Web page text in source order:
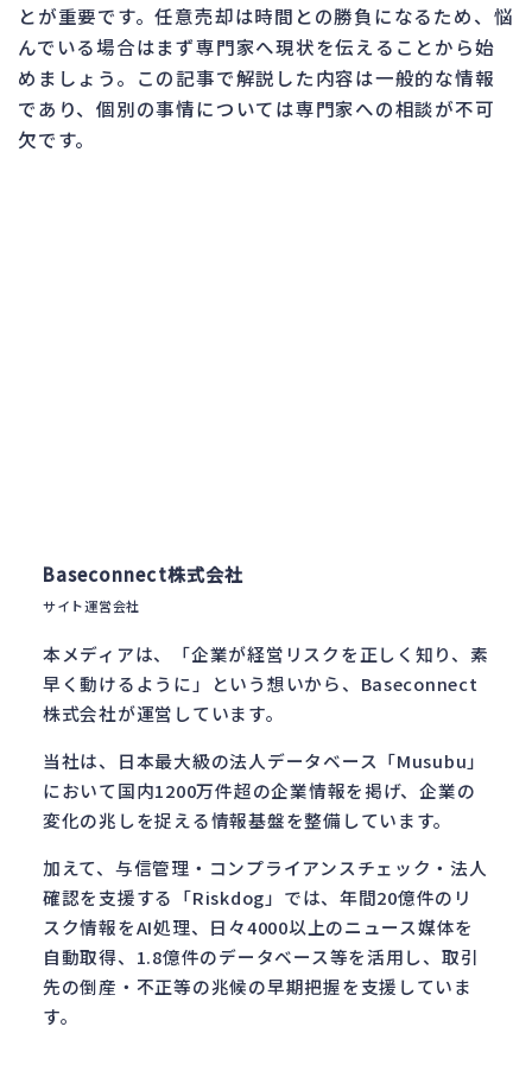
とが重要です。任意売却は時間との勝負になるため、悩
んでいる場合はまず専門家へ現状を伝えることから始
めましょう。この記事で解説した内容は一般的な情報
であり、個別の事情については専門家への相談が不可
欠です。
Baseconnect株式会社
サイト運営会社
本メディアは、「企業が経営リスクを正しく知り、素
早く動けるように」という想いから、Baseconnect
株式会社が運営しています。
当社は、日本最大級の法人データベース「Musubu」
において国内1200万件超の企業情報を掲げ、企業の
変化の兆しを捉える情報基盤を整備しています。
加えて、与信管理・コンプライアンスチェック・法人
確認を支援する「Riskdog」では、年間20億件のリ
スク情報をAI処理、日々4000以上のニュース媒体を
自動取得、1.8億件のデータベース等を活用し、取引
先の倒産・不正等の兆候の早期把握を支援していま
す。